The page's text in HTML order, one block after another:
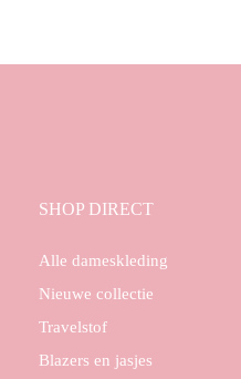
SHOP DIRECT
Alle dameskleding
Nieuwe collectie
Travelstof
Blazers en jasjes